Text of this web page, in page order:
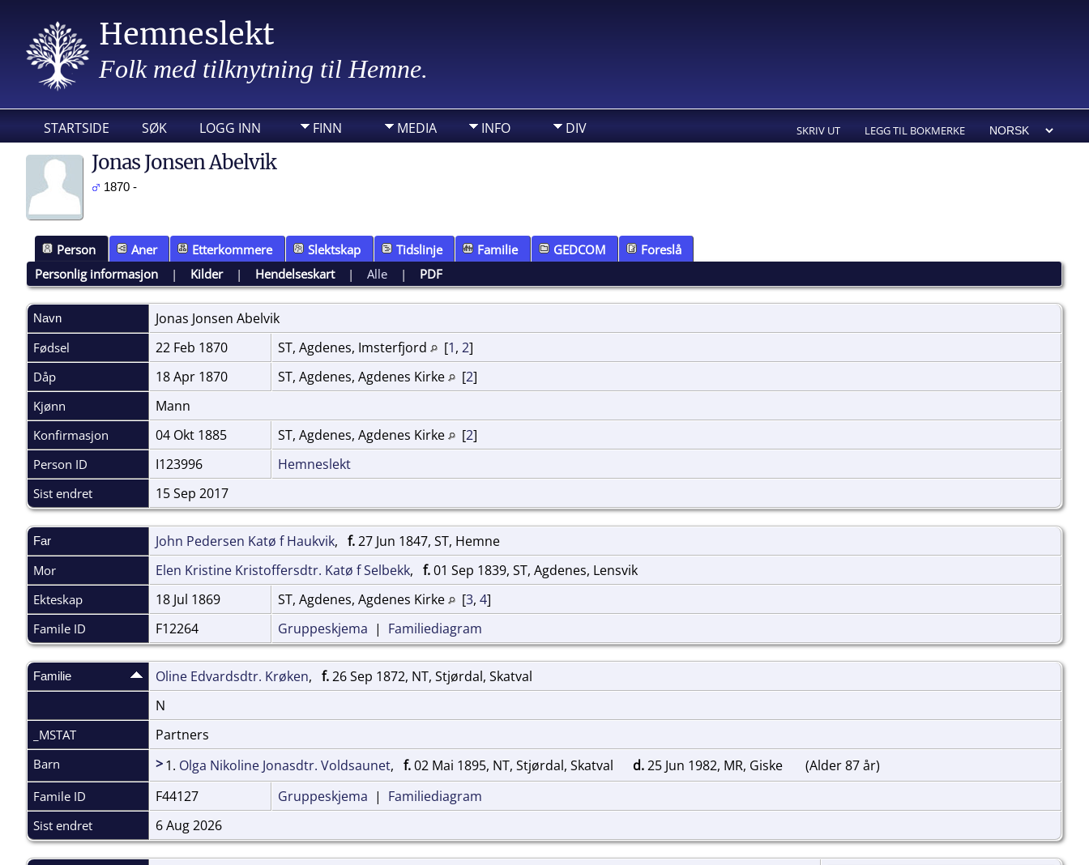
Hemneslekt
Folk med tilknytning til Hemne.
STARTSIDE SØK LOGG INN FINN MEDIA INFO DIV SKRIV UT LEGG TIL BOKMERKE
Jonas Jonsen Abelvik
1870 -
Person Aner Etterkommere Slektskap Tidslinje Familie GEDCOM
Foreslå
Personlig informasjon | Kilder| Hendelseskart|Alle | PDF
Navn Jonas Jonsen Abelvik
Fødsel 22 Feb 1870 ST, Agdenes, Imsterfjord [1, 2]
Dåp 18 Apr 1870 ST, Agdenes, Agdenes Kirke [2]
Kjønn Mann
Konfirmasjon 04 Okt 1885 ST, Agdenes, Agdenes Kirke [2]
Person ID I123996 Hemneslekt
Sist endret 15 Sep 2017
Far John Pedersen Katø f Haukvik, f.27 Jun 1847, ST, Hemne
Mor Elen Kristine Kristoffersdtr. Katø f Selbekk, f.01 Sep 1839, ST, Agdenes, Lensvik
Ekteskap 18 Jul 1869 ST, Agdenes, Agdenes Kirke [3, 4]
Famile ID F12264 Gruppeskjema | Familiediagram
Familie Oline Edvardsdtr. Krøken, f.26 Sep 1872, NT, Stjørdal, Skatval
N
_MSTAT Partners
Barn >1. Olga Nikoline Jonasdtr. Voldsaunet, f.02 Mai 1895, NT, Stjørdal, Skatval d.25 Jun 1982, MR, Giske (Alder 87 år)
Famile ID F44127 Gruppeskjema | Familiediagram
Sist endret 6 Aug 2026